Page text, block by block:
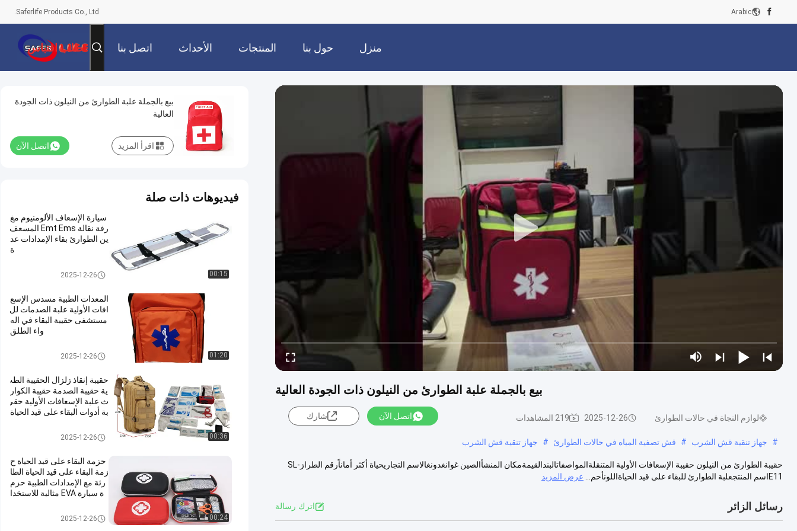
Saferlife Products Co., Ltd. Arabic
منزل حول بنا المنتجات الأحداث اتصل بنا طلب اقتباس
بيع بالجملة علبة الطوارئ من النيلون ذات الجودة العالية
لوازم النجاة في حالات الطوارئ 2025-12-26 219 المشاهدات اتصل الآن شارك
# جهاز تنقية قش الشرب # قش تصفية المياه في حالات الطوارئ # جهاز تنقية قش الشرب
حقيبة الطوارئ من النيلون حقيبة الإسعافات الأولية المتنقلةالمواصفاتالبندالقيمةمكان المنشأالصين غوانغدونغالاسم التجاريحياة أكثر أماناًرقم الطرازSL-
E11اسم المنتجعلبة الطوارئ للبقاء على قيد الحياةاللونأحم...
عرض المزيد
رسائل الزائر اترك رسالة
بيع بالجملة علبة الطوارئ من النيلون ذات الجودة
العالية
اتصل الآن اقرأ المزيد
فيديوهات ذات صلة
00:15
سيارة الإسعاف الألومنيوم مغ
رفة نقالة Emt Ems المسعف
ين الطوارئ بقاء الإمدادات عد
ة
لوازم النجاة في حالات الطوارئ
2025-12-26
01:20
المعدات الطبية مسدس الإسع
افات الأولية علبة الصدمات لل
مستشفى حقيبة البقاء في اله
واء الطلق
لوازم النجاة في حالات الطوارئ
2025-12-26
00:36
حقيبة إنقاذ زلزال الحقيبة الطب
ية حقيبة الصدمة حقيبة الكوار
ث علبة الإسعافات الأولية حقي
بة أدوات البقاء على قيد الحياة
لوازم النجاة في حالات الطوارئ
2025-12-26
00:24
حزمة البقاء على قيد الحياة ح
زمة البقاء على قيد الحياة الطا
رئة مع الإمدادات الطبية حزم
ة سيارة EVA مثالية للاستخدا
لوازم النجاة في حالات الطوارئ
2025-12-26